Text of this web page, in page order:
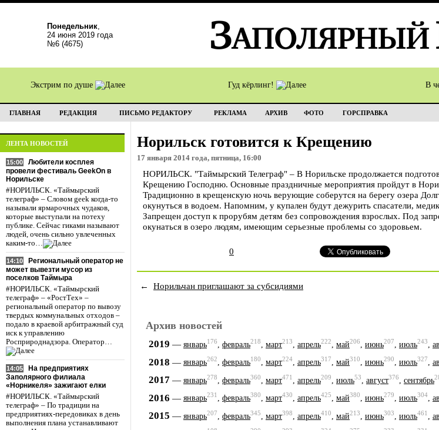
Понедельник,
24 июня 2019 года
№6 (4675)
Экстрим по душе Гуд кёрлинг! В
ГЛАВНАЯ РЕДАКЦИЯ ПИСЬМО РЕДАКТОРУ РЕКЛАМА АРХИВ ФОТО ГОРСПРАВКА
ЛЕНТА НОВОСТЕЙ
15:00
Любители косплея
провели фестиваль GeekOn в
Норильске
#НОРИЛЬСК. «Таймырский
телеграф» – Словом geek когда-то
называли ярмарочных чудаков,
которые выступали на потеху
публике. Сейчас гиками называют
людей, очень сильно увлеченных
каким-то…
14:10
Региональный оператор не
может вывезти мусор из
поселков Таймыра
#НОРИЛЬСК. «Таймырский
телеграф» – «РостТех» –
региональный оператор по вывозу
твердых коммунальных отходов –
подало в краевой арбитражный суд
иск к управлению
Росприроднадзора. Оператор…
14:05
На предприятиях
Заполярного филиала
«Норникеля» зажигают елки
#НОРИЛЬСК. «Таймырский
телеграф» – По традиции на
предприятиях-передовиках в день
выполнения плана устанавливают
Норильск готовится к Крещению
17 января 2014 года, пятница, 16:00
НОРИЛЬСК. "Таймырский Телеграф" – В Норильске продолжается
Крещению Господню. Основные праздничные мероприятия пройдут в
Традиционно в крещенскую ночь верующие соберутся на берегу озера
окунуться в водоем. Напомним, у купален будут дежурить спасатели,
Запрещен доступ к прорубям детям без сопровождения взрослых. Под
окунаться в озеро людям, имеющим серьезные проблемы со здоровьем.
0
← Норильчан приглашают за субсидиями
Архив новостей
2019 — январь176 февраль218 март213 апрель222 май206 июнь207 июль243
2018 — январь262, февраль180, март224, апрель317, май310, июнь290, июль327,
2017 — январь278 февраль360 март471 апрель209 июль53 август376 сентябрь
2016 — январь231, февраль380, март430, апрель425, май380, июнь279, июль304,
2015 — январь207 февраль345 март398 апрель410 май213 июнь303 июль461